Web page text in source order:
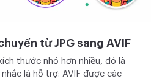
từ JPG sang AVIF
thước nhỏ hơn nhiều, đó là
là hỗ trợ: AVIF được các